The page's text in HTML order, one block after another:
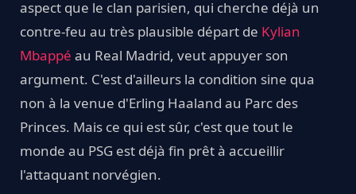
aspect que le clan parisien, qui cherche déjà un
contre-feu au très plausible départ de Kylian
Mbappé au Real Madrid, veut appuyer son
argument. C'est d'ailleurs la condition sine qua
non à la venue d'Erling Haaland au Parc des
Princes. Mais ce qui est sûr, c'est que tout le
monde au PSG est déjà fin prêt à accueillir
l'attaquant norvégien.